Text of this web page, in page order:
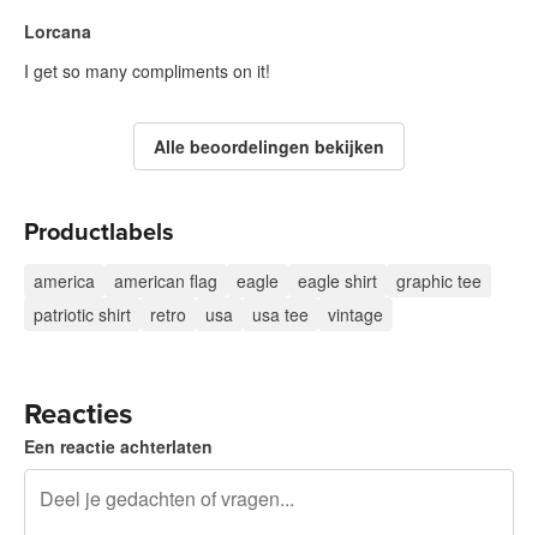
Lorcana
I get so many compliments on it!
Alle beoordelingen bekijken
Productlabels
america american flag eagle eagle shirt
graphic tee
patriotic shirt
retro usa usa tee vintage
Reacties
Een reactie achterlaten